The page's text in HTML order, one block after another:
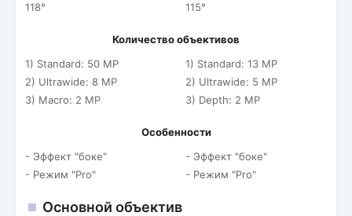
118°
115°
Количество объективов
1) Standard: 50 MP
2) Ultrawide: 8 MP
3) Macro: 2 MP
1) Standard: 13 MP
2) Ultrawide: 5 MP
3) Depth: 2 MP
Особенности
- Эффект "боке"
- Режим "Pro"
- Эффект "боке"
- Режим "Pro"
Основной объектив